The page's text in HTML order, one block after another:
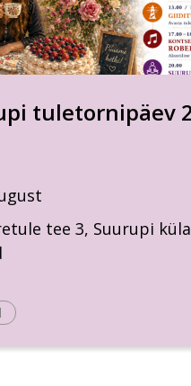
tuletornipäev
tee 3, Suurupi